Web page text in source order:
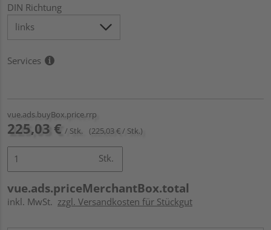
DIN Richtung
Services
vue.ads.buyBox.price.rrp
225,03 € / Stk. (225,03 € / Stk.)
Stk.
vue.ads.priceMerchantBox.total
inkl. MwSt. zzgl. Versandkosten für Stückgut